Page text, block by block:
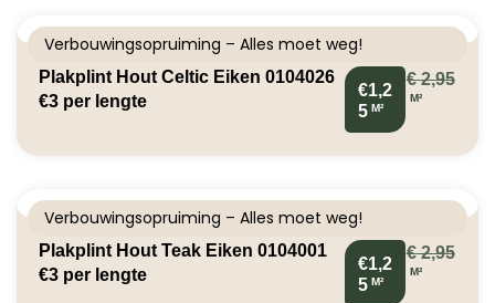
Verbouwingsopruiming – Alles moet weg!
Plakplint Hout Celtic Eiken 0104026
€3 per lengte
€1,2
5 M²
€2,95
M²
Verbouwingsopruiming – Alles moet weg!
Plakplint Hout Teak Eiken 0104001
€3 per lengte
€1,2
5 M²
€2,95
M²